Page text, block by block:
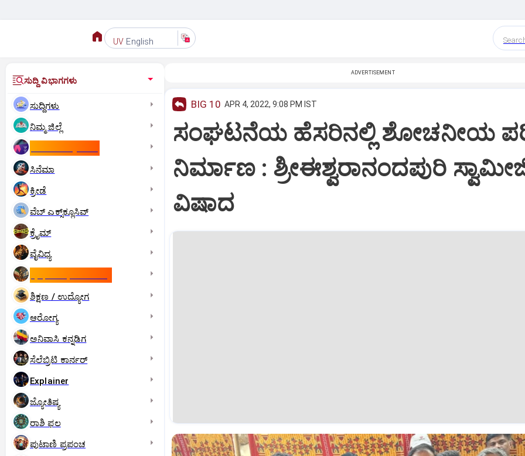
UV English
ಸುದ್ದಿ ವಿಭಾಗಗಳು
ಸುದ್ದಿಗಳು
ನಿಮ್ಮ ಜಿಲ್ಲೆ
ಸಿನೆಮಾ
ಕ್ರೀಡೆ
ವೆಬ್ ಎಕ್ಸ್‌ಕ್ಲೂಸಿವ್
ಕ್ರೈಮ್
ವೈವಿಧ್ಯ
ಶಿಕ್ಷಣ / ಉದ್ಯೋಗ
ಆರೋಗ್ಯ
ಅನಿವಾಸಿ ಕನ್ನಡಿಗ
ಸೆಲೆಬ್ರಿಟಿ ಕಾರ್ನರ್‌
Explainer
ಜ್ಯೋತಿಷ್ಯ
ರಾಶಿ ಫಲ
ಪುಟಾಣಿ ಪ್ರಪಂಚ
ADVERTISEMENT
BIG 10 APR 4, 2022, 9:08 PM IST
ಸಂಘಟನೆಯ ಹೆಸರಿನಲ್ಲಿ ಶೋಚನೀಯ
ನಿರ್ಮಾಣ : ಶ್ರೀಈಶ್ವರಾನಂದಪುರಿ
ವಿಷಾದ